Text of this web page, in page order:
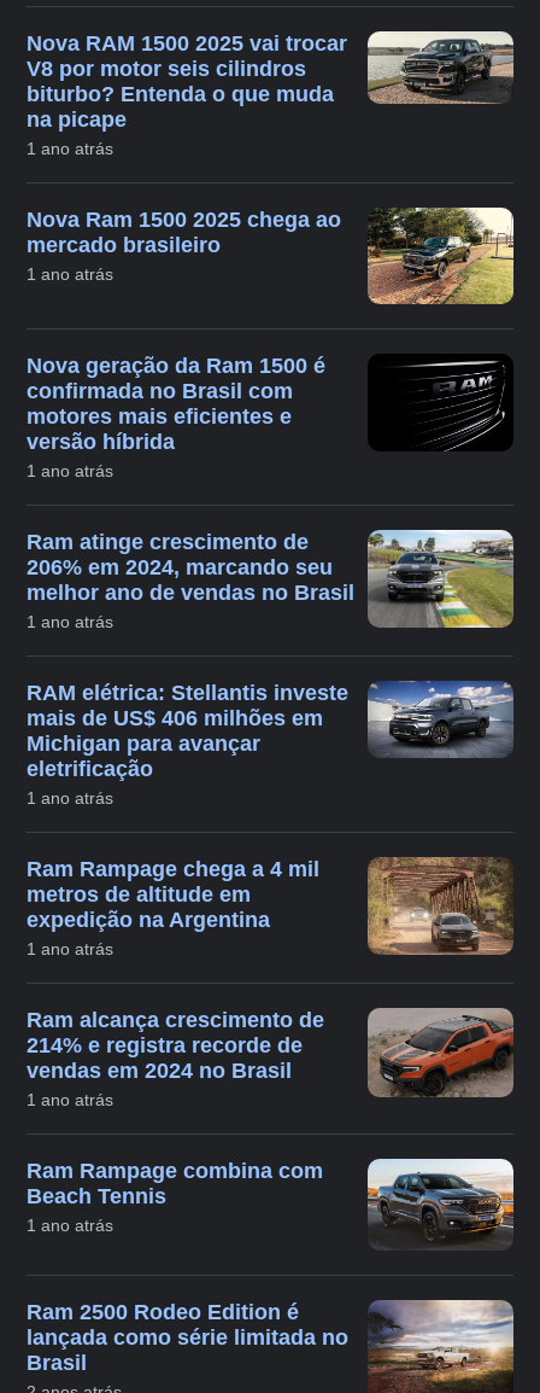
Nova RAM 1500 2025 vai trocar
V8 por motor seis cilindros
biturbo? Entenda o que muda
na picape
1 ano atrás
Nova Ram 1500 2025 chega ao
mercado brasileiro
1 ano atrás
Nova geração da Ram 1500 é
confirmada no Brasil com
motores mais eficientes e
versão híbrida
1 ano atrás
Ram atinge crescimento de
206% em 2024, marcando seu
melhor ano de vendas no Brasil
1 ano atrás
RAM elétrica: Stellantis investe
mais de US$ 406 milhões em
Michigan para avançar
eletrificação
1 ano atrás
Ram Rampage chega a 4 mil
metros de altitude em
expedição na Argentina
1 ano atrás
Ram alcança crescimento de
214% e registra recorde de
vendas em 2024 no Brasil
1 ano atrás
Ram Rampage combina com
Beach Tennis
1 ano atrás
Ram 2500 Rodeo Edition é
lançada como série limitada no
Brasil